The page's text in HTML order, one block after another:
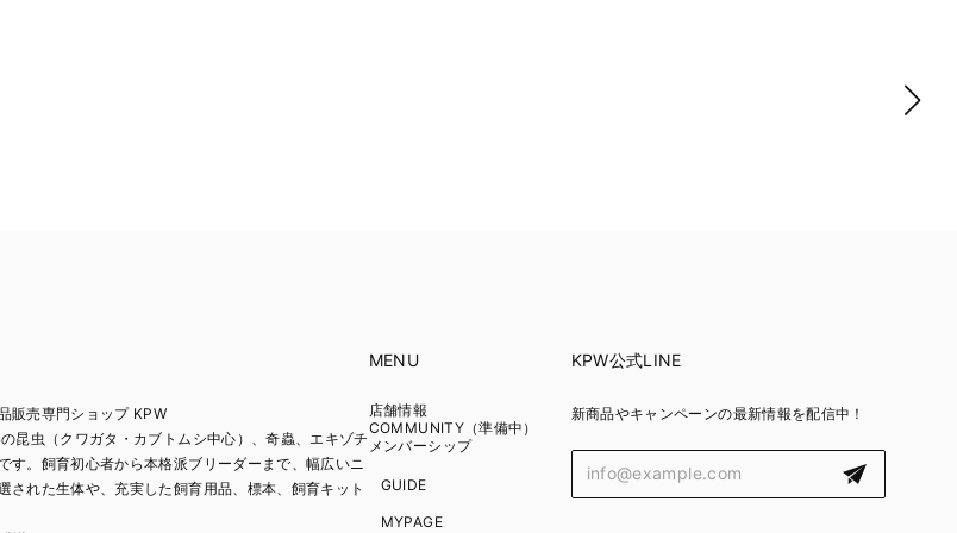
販売専門ショップ KPW
昆虫（クワガタ・カブトムシ中心）、奇蟲、エキゾチ
す。飼育初心者から本格派ブリーダーまで、幅広いニ
された生体や、充実した飼育用品、標本、飼育キット
MENU
店舗情報
COMMUNITY（準備中）
メンバーシップ
GUIDE
MYPAGE
KPW公式LINE
新商品やキャンペーンの最新情報を配信中！